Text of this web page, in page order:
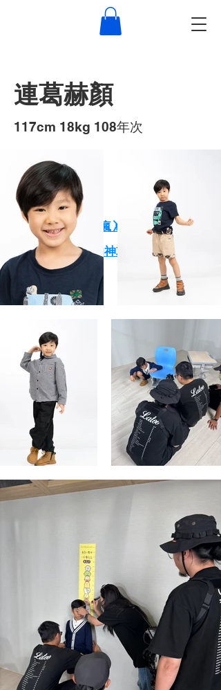
連葛赫顏
117cm 18kg 108年次
作品
XPARK小朋友玩瘋🤸 大朋友放鬆🕺
一天玩爆Xpark的神攻略！